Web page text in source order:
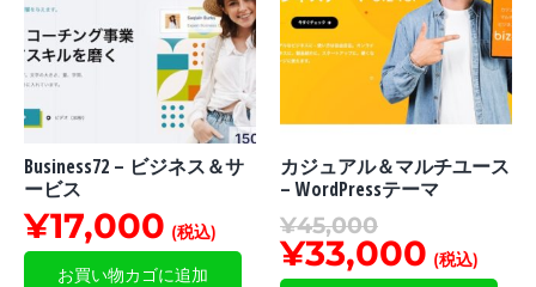
Business72 – ビジネス＆サ
ービス
¥17,000 (税込)
お買い物カゴに追加
カジュアル＆マルチユース
– WordPressテーマ
¥45,000
¥33,000 (税込)